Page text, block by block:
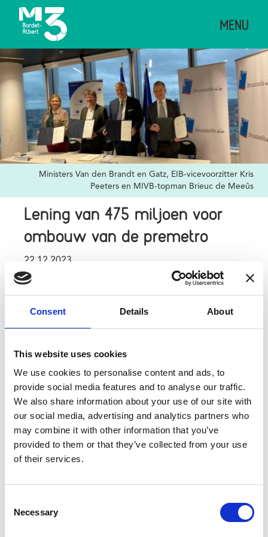
Consent Details About
This website uses cookies
We use cookies to personalise content and ads, to
provide social media features and to analyse our traffic.
We also share information about your use of our site with
our social media, advertising and analytics partners who
may combine it with other information that you’ve
provided to them or that they’ve collected from your use
of their services.
Selection
Necessary
Overslaan
de
inhoud
gaan
MENU
Afbeelding
CreditsMinisters Van den Brandt en Gatz, EIB-vicevoorzitter Kris
Peeters en MIVB-topman Brieuc de Meeûs
Lening van 475 miljoen voor
ombouw van de premetro
Publication
date
22.12.2023
Brussels Hoofdstedelijk Gewest hebben een
akkoord bereikt over een lening van 475 miljoen
tramverbinding tussen de haltes Albert en
Noordstation uit te bouwen tot een heuse metro.
De ondergrondse as tussen het Noordstation en
station Albert wordt vandaag bediend door de
tramlijnen 3 en 4. Momenteel wordt reeds
aan te bieden.